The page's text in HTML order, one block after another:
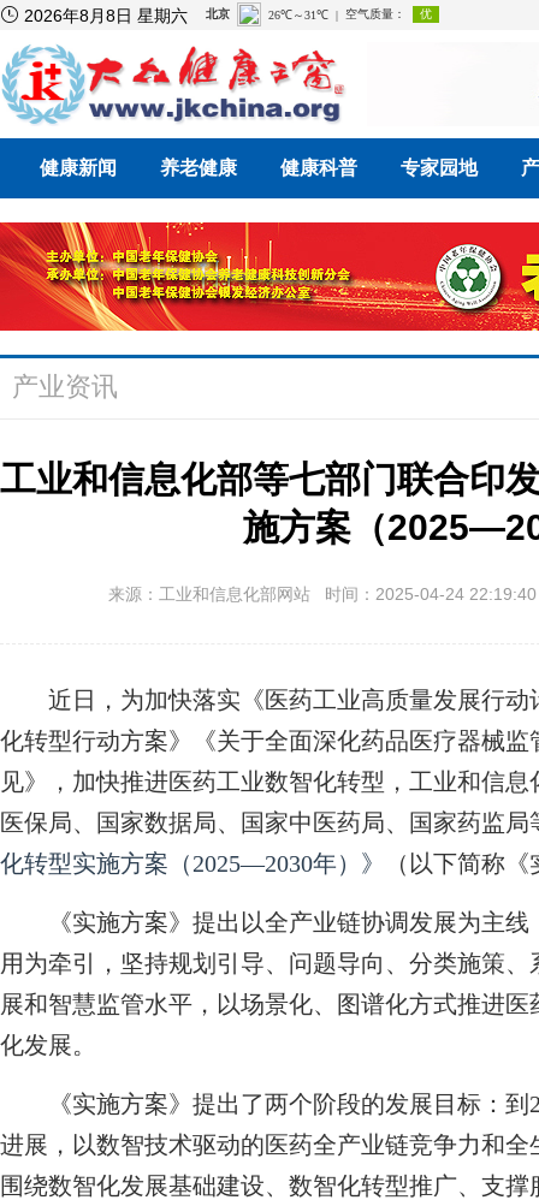
 2026年8月8日 星期六
健康新闻 养老健康 健康科普 专家园地
产业资讯
工业和信息化部等七部门联合印
施方案（
来源：工业和信息化部网站 时间：2025-04-24
近日，为加快落实《医药工业高质量发展行动
化转型行动方案》《关于全面深化药品医疗器械
见》，加快推进医药工业数智化转型，工业和信
医保局、国家数据局、国家中医药局、国家药监
化转型实施方案（2025—2030年）》
（以下简称
《实施方案》提出以全产业链协调发展为主线
用为牵引，坚持规划引导、问题导向、分类施策
展和智慧监管水平，以场景化、图谱化方式推进
化发展。
《实施方案》提出了两个阶段的发展目标：到
进展，以数智技术驱动的医药全产业链竞争力和
围绕数智化发展基础建设、数智化转型推广、支